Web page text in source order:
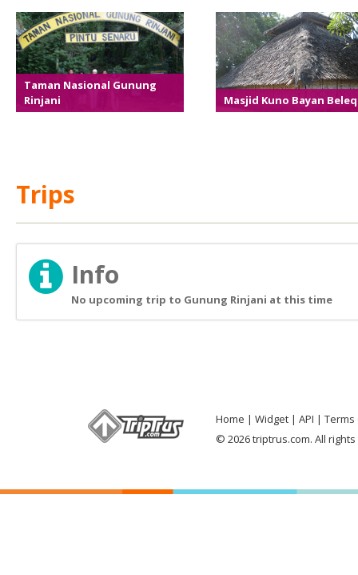
Taman Nasional Gunung
Rinjani
Masjid Kuno Bayan Beleq
Trips
Info
No upcoming trip to Gunung Rinjani at this time
Home Widget API
Terms
© 2026 triptrus.com. All